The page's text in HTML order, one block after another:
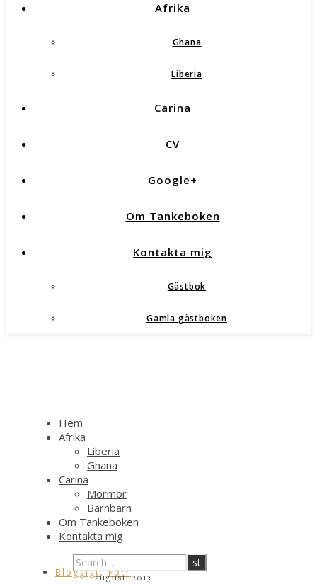
Afrika
Ghana
Liberia
Carina
CV
Google+
Om Tankeboken
Kontakta mig
Gästbok
Gamla gästboken
Hem
Afrika
Liberia
Ghana
Carina
Mormor
Barnbarn
Om Tankeboken
Kontakta mig
Bloggigt, Förr
augusti 2013